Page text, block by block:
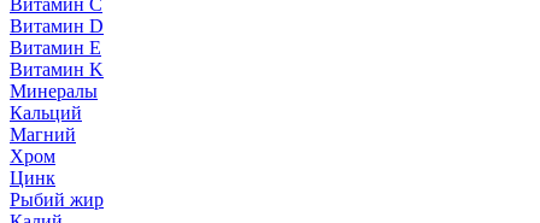
Витамин C
Витамин D
Витамин E
Витамин K
Минералы
Кальций
Магний
Хром
Цинк
Рыбий жир